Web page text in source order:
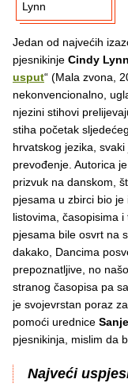
Lynn
Jedan od najvećih
pjesnikinje Cindy
usput“ (Mala zvona,
nekonvencionalno,
njezini stihovi
stiha početak
hrvatskog jezika,
prevođenje. Autorica
prizvuk na danskom,
pjesama u zbirci bio
listovima, časopisima
pjesama bile osvrt na
dakako, Dancima
prepoznatljive, no
stranog časopisa pa
je svojevrstan poraz
pomoći urednice
pjesnikinja, mislim da
Najveći